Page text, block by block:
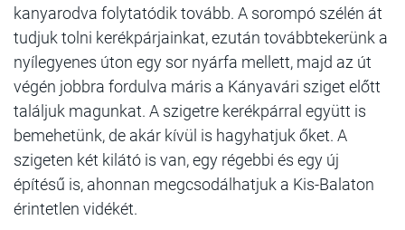
kanyarodva folytatódik tovább. A sorompó szélén át
tudjuk tolni kerékpárjainkat, ezután továbbtekerünk a
nyílegyenes úton egy sor nyárfa mellett, majd az út
végén jobbra fordulva máris a Kányavári sziget előtt
találjuk magunkat. A szigetre kerékpárral együtt is
bemehetünk, de akár kívül is hagyhatjuk őket. A
szigeten két kilátó is van, egy régebbi és egy új
építésű is, ahonnan megcsodálhatjuk a Kis-Balaton
érintetlen vidékét.